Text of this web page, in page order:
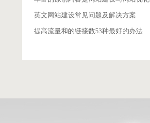
英文网站建设常见问题及解决方案
提高流量和的链接数53种最好的办法